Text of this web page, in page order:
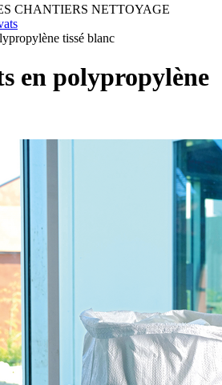
CHANTIERS NETTOYAGE
tissé blanc
en polypropylène